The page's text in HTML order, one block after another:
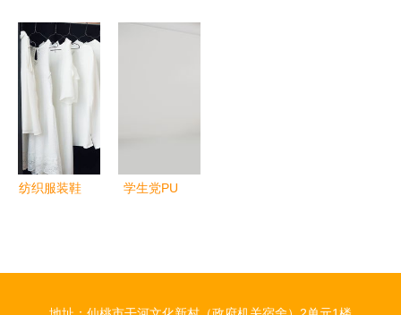
以专业照片
撬动全球买
家，提升产
品吸引力与
销售转化
纺织服装鞋
学生党PU